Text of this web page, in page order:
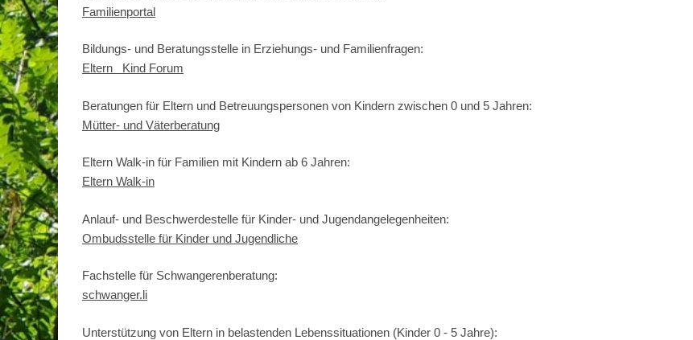
Familienportal
Bildungs- und Beratungsstelle in Erziehungs- und Familienfragen:
Eltern Kind Forum
Beratungen für Eltern und Betreuungspersonen von Kindern zwischen 0 und 5 Jahren:
Mütter- und Väterberatung
Eltern Walk-in für Familien mit Kindern ab 6 Jahren:
Eltern Walk-in
Anlauf- und Beschwerdestelle für Kinder- und Jugendangelegenheiten:
Ombudsstelle für Kinder und Jugendliche
Fachstelle für Schwangerenberatung:
schwanger.li
Unterstützung von Eltern in belastenden Lebenssituationen (Kinder 0 - 5 Jahre):